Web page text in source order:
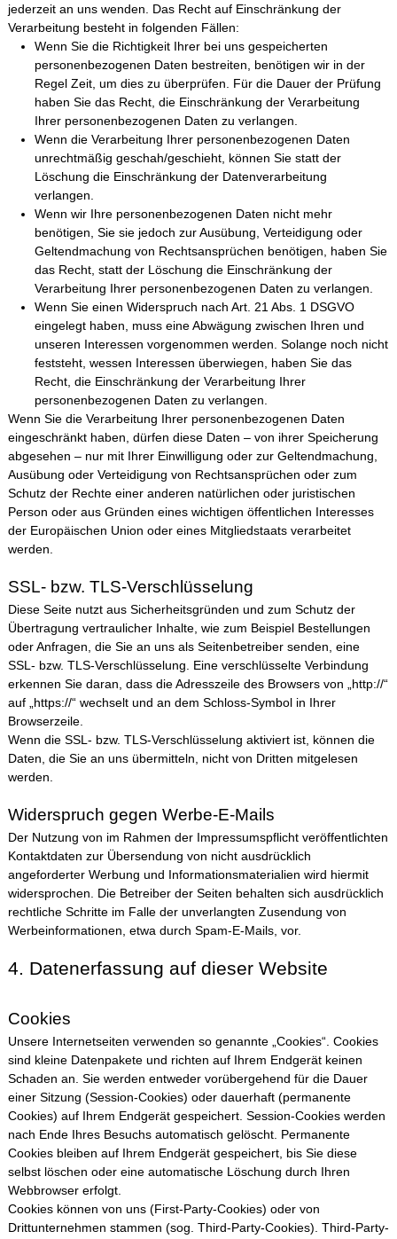
jederzeit an uns wenden. Das Recht auf Einschränkung der
Verarbeitung besteht in folgenden Fällen:
Wenn Sie die Richtigkeit Ihrer bei uns gespeicherten
personenbezogenen Daten bestreiten, benötigen wir in der
Regel Zeit, um dies zu überprüfen. Für die Dauer der Prüfung
haben Sie das Recht, die Einschränkung der Verarbeitung
Ihrer personenbezogenen Daten zu verlangen.
Wenn die Verarbeitung Ihrer personenbezogenen Daten
unrechtmäßig geschah/geschieht, können Sie statt der
Löschung die Einschränkung der Datenverarbeitung
verlangen.
Wenn wir Ihre personenbezogenen Daten nicht mehr
benötigen, Sie sie jedoch zur Ausübung, Verteidigung oder
Geltendmachung von Rechtsansprüchen benötigen, haben Sie
das Recht, statt der Löschung die Einschränkung der
Verarbeitung Ihrer personenbezogenen Daten zu verlangen.
Wenn Sie einen Widerspruch nach Art. 21 Abs. 1 DSGVO
eingelegt haben, muss eine Abwägung zwischen Ihren und
unseren Interessen vorgenommen werden. Solange noch nicht
feststeht, wessen Interessen überwiegen, haben Sie das
Recht, die Einschränkung der Verarbeitung Ihrer
personenbezogenen Daten zu verlangen.
Wenn Sie die Verarbeitung Ihrer personenbezogenen Daten
eingeschränkt haben, dürfen diese Daten – von ihrer Speicherung
abgesehen – nur mit Ihrer Einwilligung oder zur Geltendmachung,
Ausübung oder Verteidigung von Rechtsansprüchen oder zum
Schutz der Rechte einer anderen natürlichen oder juristischen
Person oder aus Gründen eines wichtigen öffentlichen Interesses
der Europäischen Union oder eines Mitgliedstaats verarbeitet
werden.
SSL- bzw. TLS-Verschlüsselung
Diese Seite nutzt aus Sicherheitsgründen und zum Schutz der
Übertragung vertraulicher Inhalte, wie zum Beispiel Bestellungen
oder Anfragen, die Sie an uns als Seitenbetreiber senden, eine
SSL- bzw. TLS-Verschlüsselung. Eine verschlüsselte Verbindung
erkennen Sie daran, dass die Adresszeile des Browsers von „http://“
auf „https://“ wechselt und an dem Schloss-Symbol in Ihrer
Browserzeile.
Wenn die SSL- bzw. TLS-Verschlüsselung aktiviert ist, können die
Daten, die Sie an uns übermitteln, nicht von Dritten mitgelesen
werden.
Widerspruch gegen Werbe-E-Mails
Der Nutzung von im Rahmen der Impressumspflicht veröffentlichten
Kontaktdaten zur Übersendung von nicht ausdrücklich
angeforderter Werbung und Informationsmaterialien wird hiermit
widersprochen. Die Betreiber der Seiten behalten sich ausdrücklich
rechtliche Schritte im Falle der unverlangten Zusendung von
Werbeinformationen, etwa durch Spam-E-Mails, vor.
4. Datenerfassung auf dieser Website
Cookies
Unsere Internetseiten verwenden so genannte „Cookies“. Cookies
sind kleine Datenpakete und richten auf Ihrem Endgerät keinen
Schaden an. Sie werden entweder vorübergehend für die Dauer
einer Sitzung (Session-Cookies) oder dauerhaft (permanente
Cookies) auf Ihrem Endgerät gespeichert. Session-Cookies werden
nach Ende Ihres Besuchs automatisch gelöscht. Permanente
Cookies bleiben auf Ihrem Endgerät gespeichert, bis Sie diese
selbst löschen oder eine automatische Löschung durch Ihren
Webbrowser erfolgt.
Cookies können von uns (First-Party-Cookies) oder von
Drittunternehmen stammen (sog. Third-Party-Cookies). Third-Party-